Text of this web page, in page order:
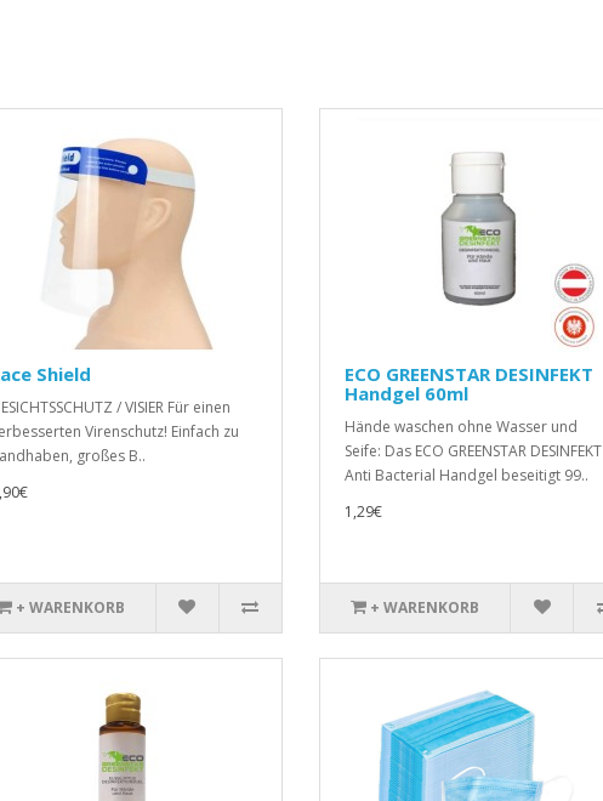
Shield
/ VISIER Für einen
Virenschutz! Einfach zu
großes B..
+ WARENKORB
ECO GREENSTAR DESINFEKT
Handgel 60ml
Hände waschen ohne Wasser und
Seife: Das ECO GREENSTAR DESINFEKT
Anti Bacterial Handgel beseitigt 99..
1,29€
+ WARENKORB